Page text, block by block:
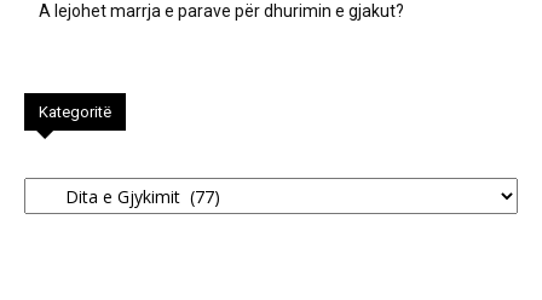
A lejohet marrja e parave për dhurimin e gjakut?
Kategoritë
Kategoritë